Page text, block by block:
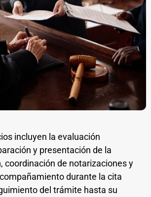
incluyen la evaluación
y presentación de la
coordinación de notarizaciones y
durante la cita
del trámite hasta su